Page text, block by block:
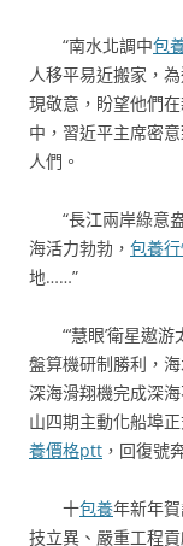
“南水北調中包
人移平易近搬家，
現敬意，盼望他們
中，習近平主席密
人們。
“長江兩岸綠意
海活力勃勃， 包養
地……”
“‘慧眼’衛星遨
盤算機研制勝利，
深海滑翔機完成深
山四期主動化船埠
養價格ptt ，回復號
十包養年新年
技立異、嚴重工程